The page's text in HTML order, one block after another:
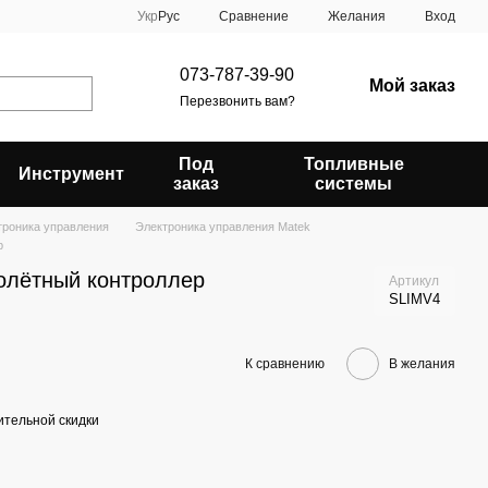
Укр Рус Сравнение Желания Вход
073-787-39-90
Перезвонить вам?
Мой заказ
Инструмент
Под
заказ
Топливные
системы
управления
Электроника управления Matek
контроллер Артикул
SLIMV4
К сравнению В желания
скидки